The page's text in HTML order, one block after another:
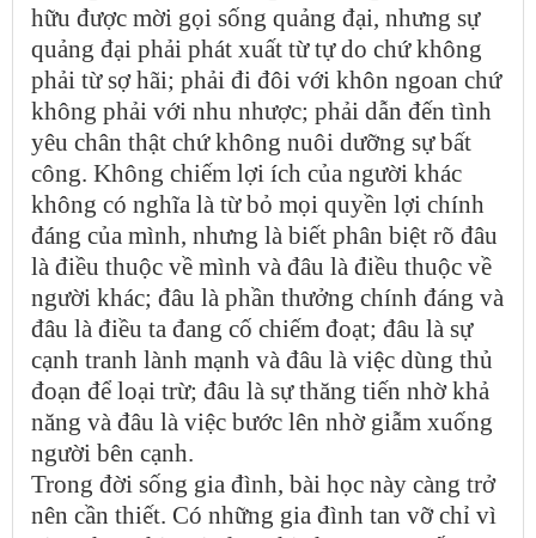
hữu được mời gọi sống quảng đại, nhưng sự
quảng đại phải phát xuất từ tự do chứ không
phải từ sợ hãi; phải đi đôi với khôn ngoan chứ
không phải với nhu nhược; phải dẫn đến tình
yêu chân thật chứ không nuôi dưỡng sự bất
công. Không chiếm lợi ích của người khác
không có nghĩa là từ bỏ mọi quyền lợi chính
đáng của mình, nhưng là biết phân biệt rõ đâu
là điều thuộc về mình và đâu là điều thuộc về
người khác; đâu là phần thưởng chính đáng và
đâu là điều ta đang cố chiếm đoạt; đâu là sự
cạnh tranh lành mạnh và đâu là việc dùng thủ
đoạn để loại trừ; đâu là sự thăng tiến nhờ khả
năng và đâu là việc bước lên nhờ giẫm xuống
người bên cạnh.
Trong đời sống gia đình, bài học này càng trở
nên cần thiết. Có những gia đình tan vỡ chỉ vì